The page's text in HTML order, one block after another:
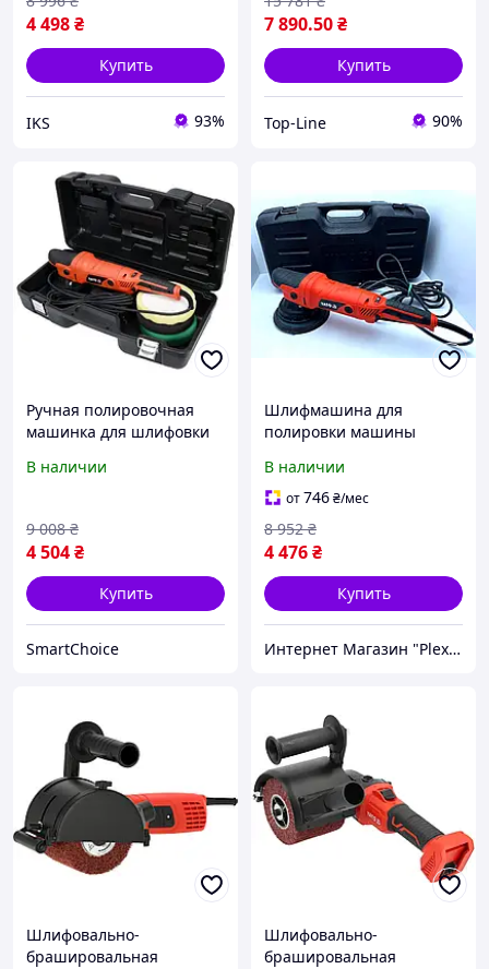
4 498₴
Купить
IKS 93%
7 890.50₴
Купить
Top-Line 90%
Ручная полировочная
машинка для шлифовки
Профессиональная
ZLT
В наличии
4 504₴
9 008 ₴
Купить
SmartChoice
Шлифмашина для
полировки машины
Полировальная машинка
маленькая,
Полировальная машина
электрическая, CQS
В наличии
от746₴/мес
4 476₴
8 952 ₴
Купить
Интернет Магазин "PlexStore"
Шлифовально-
брашировальная
Шлифовально-
брашировальная